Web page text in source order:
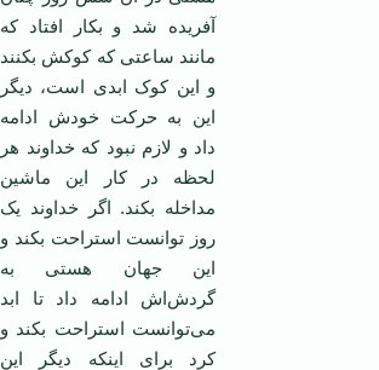
آفریده شد و بکار افتاد که
مانند ساعتی که کوکش بکنند
و این کوک ابدی است، دیگر
این به حرکت خودش ادامه
داد و لازم نبود که خداوند هر
لحظه در کار این ماشین
مداخله بکند. اگر خداوند یک
روز توانست استراحت بکند و
این جهان هستی به
گردش‌اش ادامه داد تا ابد
می‌توانست استراحت بکند و
کرد برای اینکه دیگر این